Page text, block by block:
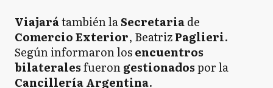
Viajarátambién laSecretariade
Comercio Exterior, BeatrizPaglieri.
Según informaron losencuentros
bilateralesfuerongestionadospor la
Cancillería Argentina.